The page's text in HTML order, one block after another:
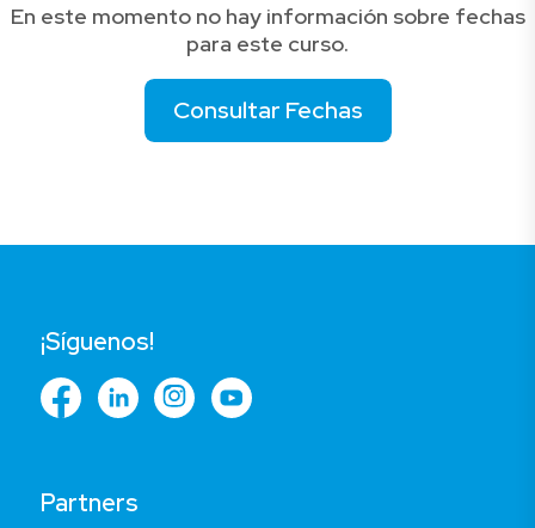
En este momento no hay información sobre fechas
para este curso.
Consultar Fechas
Partners
¡Síguenos!